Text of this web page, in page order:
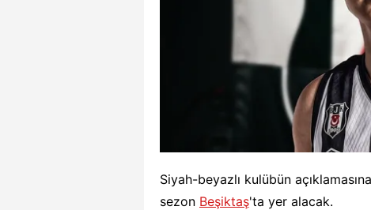
Siyah-beyazlı kulübün
sezon Beşiktaş'ta yer alacak.